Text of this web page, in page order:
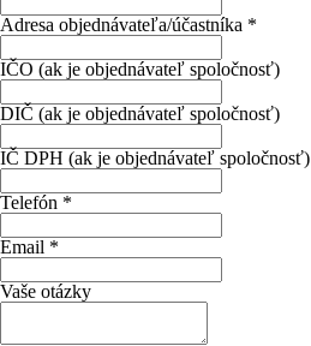
Adresa objednávateľa/účastníka *
IČO (ak je objednávateľ spoločnosť)
DIČ (ak je objednávateľ spoločnosť)
IČ DPH (ak je objednávateľ spoločnosť)
Telefón *
Email *
Vaše otázky